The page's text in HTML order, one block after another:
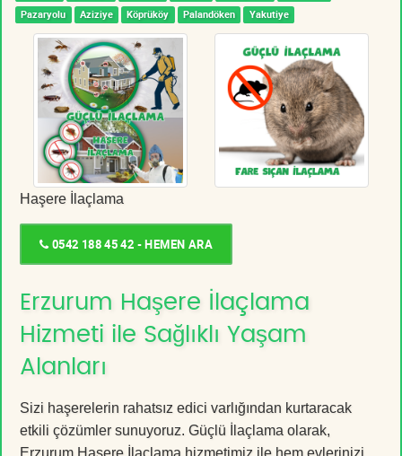
Pazaryolu
Aziziye Köprüköy Palandöken Yakutiye
Haşere İlaçlama
0542 188 45 42 - HEMEN ARA
Erzurum Haşere İlaçlama
Hizmeti ile Sağlıklı Yaşam
Alanları
Sizi haşerelerin rahatsız edici varlığından kurtaracak
etkili çözümler sunuyoruz. Güçlü İlaçlama olarak,
Erzurum Haşere İlaçlama hizmetimiz ile hem evlerinizi